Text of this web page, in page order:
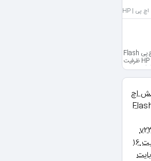
اچ پی | HP
فلش اچ پی Flash
HP v212w ظرفیت